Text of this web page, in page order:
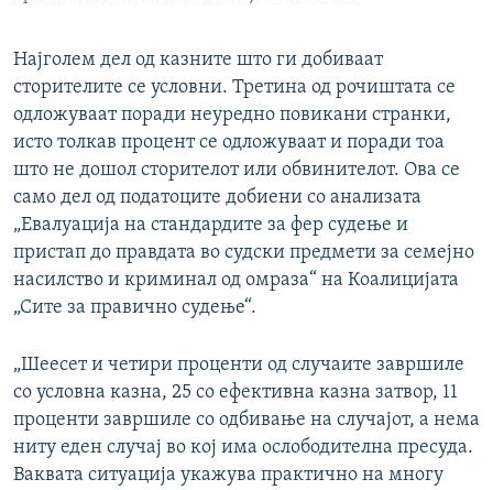
Најголем дел од казните што ги добиваат
сторителите се условни. Третина од рочиштата се
одложуваат поради неуредно повикани странки,
исто толкав процент се одложуваат и поради тоа
што не дошол сторителот или обвинителот. Ова се
само дел од податоците добиени со анализата
„Евалуација на стандардите за фер судење и
пристап до правдата во судски предмети за семејно
насилство и криминал од омраза“ на Коалицијата
„Сите за правично судење“.
„Шеесет и четири проценти од случаите завршиле
со условна казна, 25 со ефективна казна затвор, 11
проценти завршиле со одбивање на случајот, а нема
ниту еден случај во кој има ослободителна пресуда.
Ваквата ситуација укажува практично на многу